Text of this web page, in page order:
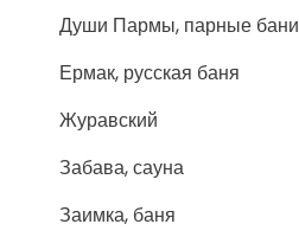
Души Пармы, парные бани
Ермак, русская баня
Журавский
Забава, сауна
Заимка, баня